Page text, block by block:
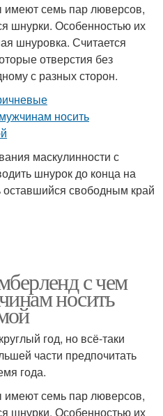
имеют семь пар люверсов,
шнурки. Особенностью их
шнуровка. Считается
отверстия без
с разных сторон.
маскулинности с
шнурок до конца на
оставшийся свободным край
с чем
носить
год, но всё-таки
части предпочитать
года.
имеют семь пар люверсов,
шнурки. Особенностью их